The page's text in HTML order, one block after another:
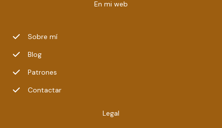
En mi web
Sobre mí
Blog
Patrones
Contactar
Legal